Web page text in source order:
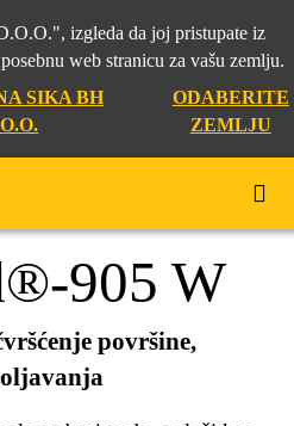
izgleda da joj pristupate iz
web stranicu za vašu zemlju.
SIKA BH
ODABERITE
ZEMLJU
905 W
905 W
površine,